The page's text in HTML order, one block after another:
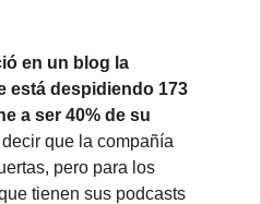
en un blog la
está despidiendo 173
a ser 40% de su
que la compañía
pero para los
tienen sus podcasts